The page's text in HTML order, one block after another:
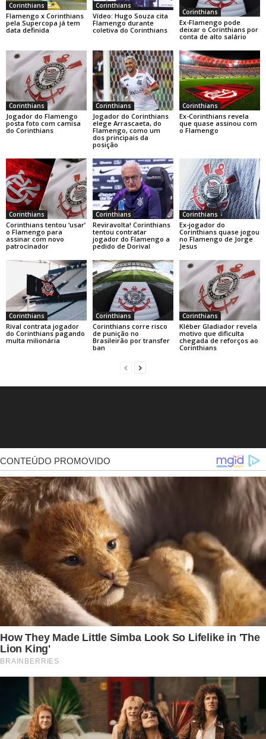
Corinthians
Flamengo x Corinthians
pela Supercopa já tem
data definida
Corinthians
Vídeo: Hugo Souza cita
Flamengo durante
coletiva do Corinthians
Corinthians
Ex-Flamengo pode
deixar o Corinthians por
conta de alto salário
Corinthians
Jogador do Flamengo
posta foto com camisa
do Corinthians
Corinthians
Jogador do Corinthians
elege Arrascaeta, do
Flamengo, como um
dos principais da
posição
Corinthians
Ex-Corinthians revela
que quase assinou com
o Flamengo
Corinthians
Corinthians tentou ‘usar’
o Flamengo para
assinar com novo
patrocinador
Corinthians
Reviravolta! Corinthians
tentou contratar
jogador do Flamengo a
pedido de Dorival
Corinthians
Ex-jogador do
Corinthians quase jogou
no Flamengo de Jorge
Jesus
Corinthians
Rival contrata jogador
do Corinthians pagando
multa milionária
Corinthians
Corinthians corre risco
de punição no
Brasileirão por transfer
ban
Corinthians
Kléber Gladiador revela
motivo que dificulta
chegada de reforços ao
Corinthians